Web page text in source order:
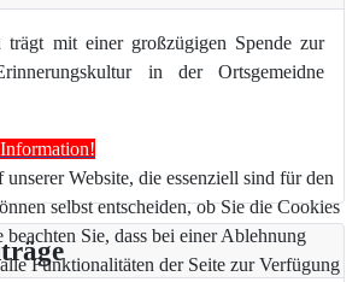
mit einer großzügigen Spende zur
in der Ortsgemeidne
Website, die essenziell sind für den
selbst entscheiden, ob Sie die Cookies
beachten Sie, dass bei einer Ablehnung
Funktionalitäten der Seite zur Verfügung